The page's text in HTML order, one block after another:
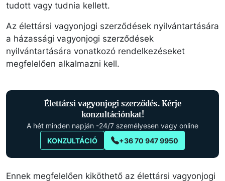
tudott vagy tudnia kellett.
Az élettársi vagyonjogi szerződések nyilvántartására
a házassági vagyonjogi szerződések
nyilvántartására vonatkozó rendelkezéseket
megfelelően alkalmazni kell.
Élettársi vagyonjogi szerződés. Kérje
konzultációnkat!
A hét minden napján -24/7 személyesen vagy online
+36 70 947 9950
KONZULTÁCIÓ
Ennek megfelelően kiköthető az élettársi vagyonjogi